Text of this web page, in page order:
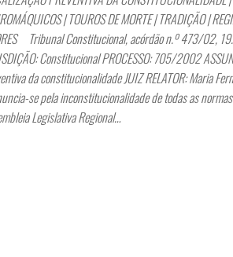
| TOUROS DE MORTE | TRADIÇÃO |
Tribunal Constitucional, acórdão n.º 473/02,
Constitucional PROCESSO: 705/2002
da constitucionalidade JUIZ RELATOR: Maria
se pela inconstitucionalidade de todas as
Legislativa Regional…